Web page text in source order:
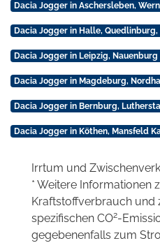
Dacia Jogger in Aschersleben,
Dacia Jogger in Halle,
Dacia Jogger in Leipzig,
Dacia Jogger in Magdeburg,
Dacia Jogger in Bernburg,
Dacia Jogger in Köthen, Mansfeld
Irrtum und
* Weitere Informationen
Kraftstoffverbrauch und
spezifischen CO2-
gegebenenfalls zum